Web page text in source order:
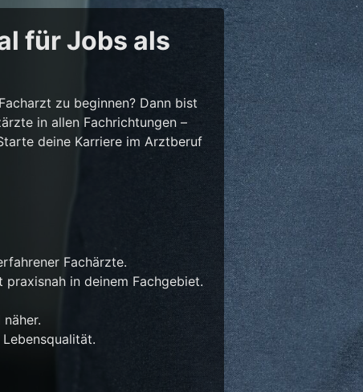
für Jobs als
zu beginnen? Dann bist
in allen Fachrichtungen –
deine Karriere im Arztberuf
Fachärzte.
in deinem Fachgebiet.